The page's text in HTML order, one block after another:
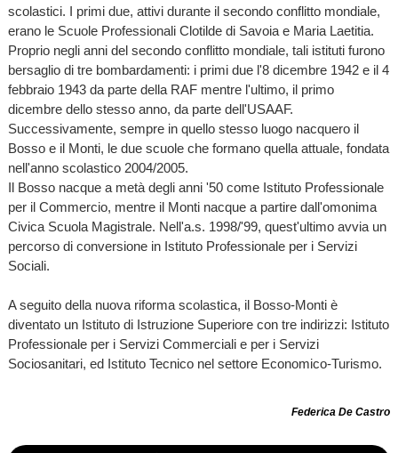
scolastici. I primi due, attivi durante il secondo conflitto mondiale,
erano le Scuole Professionali Clotilde di Savoia e Maria Laetitia.
Proprio negli anni del secondo conflitto mondiale, tali istituti furono
bersaglio di tre bombardamenti: i primi due l'8 dicembre 1942 e il 4
febbraio 1943 da parte della RAF mentre l'ultimo, il primo
dicembre dello stesso anno, da parte dell'USAAF.
Successivamente, sempre in quello stesso luogo nacquero il
Bosso e il Monti, le due scuole che formano quella attuale, fondata
nell'anno scolastico 2004/2005.
Il Bosso nacque a metà degli anni '50 come Istituto Professionale
per il Commercio, mentre il Monti nacque a partire dall'omonima
Civica Scuola Magistrale. Nell'a.s. 1998/'99, quest'ultimo avvia un
percorso di conversione in Istituto Professionale per i Servizi
Sociali.
A seguito della nuova riforma scolastica, il Bosso-Monti è
diventato un Istituto di Istruzione Superiore con tre indirizzi: Istituto
Professionale per i Servizi Commerciali e per i Servizi
Sociosanitari, ed Istituto Tecnico nel settore Economico-Turismo.
Federica De Castro